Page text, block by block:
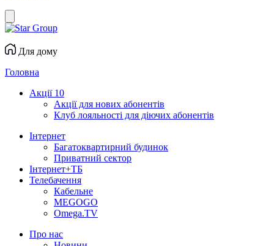
Для дому
Головна
Акції 10
Акції для нових абонентів
Клуб лояльності для діючих абонентів
Інтернет
Багатоквартирний будинок
Приватний сектор
Інтернет+ТБ
Телебачення
Кабельне
MEGOGO
Omega.TV
Про нас